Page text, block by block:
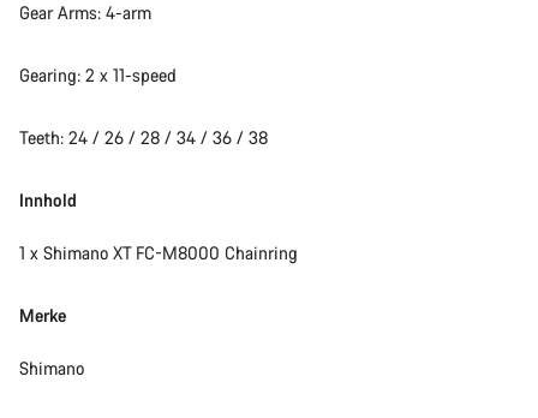
Gear Arms: 4-arm
Gearing: 2 x 11-speed
Teeth: 24 / 26 / 28 / 34 / 36 / 38
Innhold
1 x Shimano XT FC-M8000 Chainring
Merke
Shimano